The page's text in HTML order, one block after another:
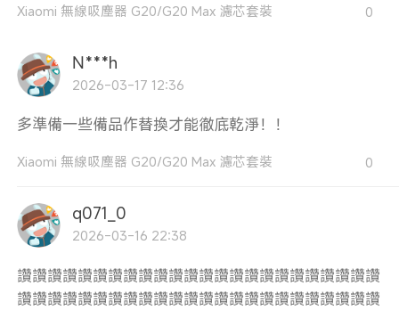
Xiaomi 無線吸塵器 G20/G20 Max 濾芯套裝 0
N***h
2026-03-17 12:36
多準備一些備品作替換才能徹底乾淨！！
Xiaomi 無線吸塵器 G20/G20 Max 濾芯套裝 0
q071_0
2026-03-16 22:38
讚讚讚讚讚讚讚讚讚讚讚讚讚讚讚讚讚讚讚讚讚讚讚讚
讚讚讚讚讚讚讚讚讚讚讚讚讚讚讚讚讚讚讚讚讚讚讚讚